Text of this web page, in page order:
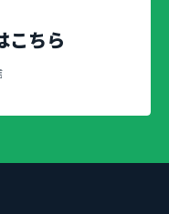
こちら